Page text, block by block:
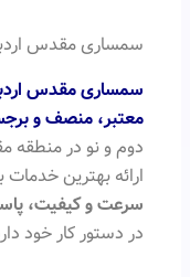
سمساری مقدس
سمساری مقدس
معتبر، منصف و
دوم و نو در منطقه
ارائه بهترین
سرعت و کیفیت، پاسخگویی ۲۴ ساعته
در دستور کار خود